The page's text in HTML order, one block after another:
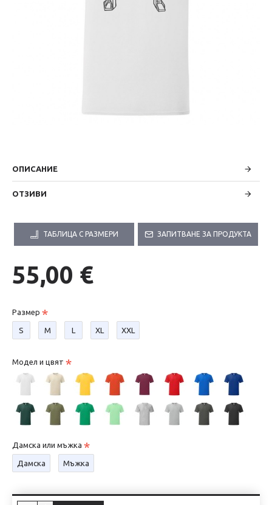
ОПИСАНИЕ
ОТЗИВИ
ТАБЛИЦА С РАЗМЕРИ ЗАПИТВАНЕ ЗА ПРОДУКТА
55,00 €
Размер
S М L XL XXL
Модел и цвят
Дамска или мъжка
Дамска Мъжка